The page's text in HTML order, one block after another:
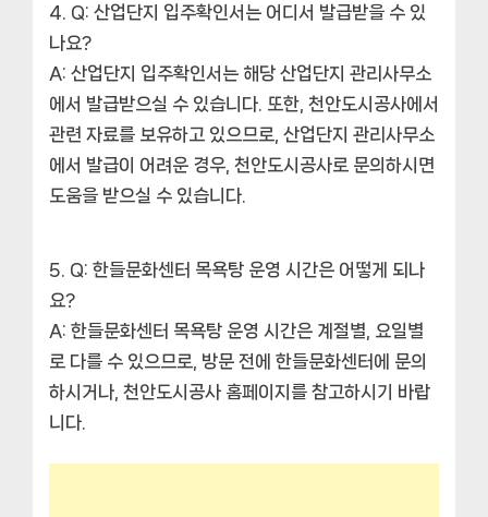
Q: 산업단지 입주확인서는 어디서 발급받을 수 있
나요?
A: 산업단지 입주확인서는 해당 산업단지 관리사무소
에서 발급받으실 수 있습니다. 또한, 천안도시공사에서
관련 자료를 보유하고 있으므로, 산업단지 관리사무소
에서 발급이 어려운 경우, 천안도시공사로 문의하시면
도움을 받으실 수 있습니다.
Q: 한들문화센터 목욕탕 운영 시간은 어떻게 되나
요?
A: 한들문화센터 목욕탕 운영 시간은 계절별, 요일별
로 다를 수 있으므로, 방문 전에 한들문화센터에 문의
하시거나, 천안도시공사 홈페이지를 참고하시기 바랍
니다.